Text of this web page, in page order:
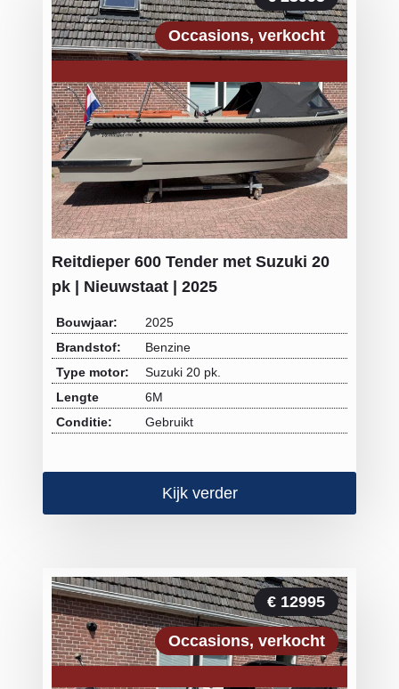
Occasions verkocht
Reitdieper 600 Tender met Suzuki 20
pk | Nieuwstaat | 2025
Bouwjaar:
2025
Brandstof:
Benzine
Type motor:
Suzuki 20 pk.
Lengte
6M
Conditie:
Gebruikt
Kijk verder
€ 12995
Occasions verkocht